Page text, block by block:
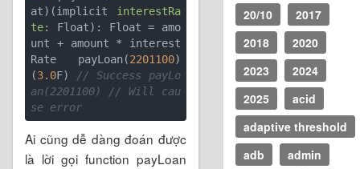
at)(implicit interestRa
te:
Float): Float = amo
unt + amount * interest
Rate payLoan(2201100)
(3.0F)
// Success payLo
an(2201100) // Will cau
se error
Ai cũng dễ dàng đoán được
là lời gọi function payLoan
20/10
2017
2018
2020
2023
2024
2025
acid
adaptive threshold
adb
admin